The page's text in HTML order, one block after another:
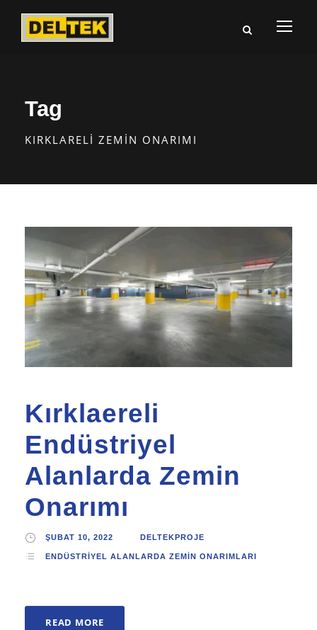
Tag
KIRKLARELI ZEMIN ONARIMI
Kırklaereli
Endüstriyel
Alanlarda Zemin
Onarımı
ŞUBAT 10, 2022 DELTEKPROJE
ENDÜSTRIYEL ALANLARDA ZEMIN ONARIMLARI
READ MORE